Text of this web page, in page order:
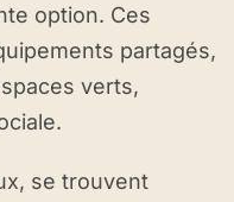
option. Ces
partagés,
verts,
se trouvent